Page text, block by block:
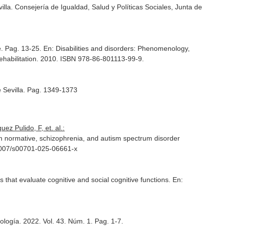
Consejería de Igualdad, Salud y Políticas Sociales, Junta de
Pag. 13-25. En: Disabilities and disorders: Phenomenology,
2010. ISBN 978-86-801113-99-9.
Pag. 1349-1373
Pulido, F, et. al.:
schizophrenia, and autism spectrum disorder
s00701-025-06661-x
evaluate cognitive and social cognitive functions. En:
. 2022. Vol. 43. Núm. 1. Pag. 1-7.